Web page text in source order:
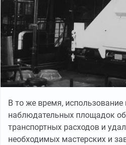
В то же время,
наблюдательных площадок
транспортных расходов и
необходимых мастерских и